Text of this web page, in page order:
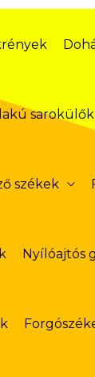
sarokülők
székek
Nyílóajtós